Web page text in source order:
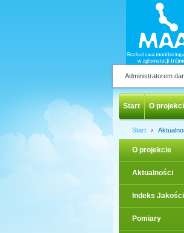
Administratorem
Start O
Start ›
O projekcie
Aktualności
Indeks
Pomiary